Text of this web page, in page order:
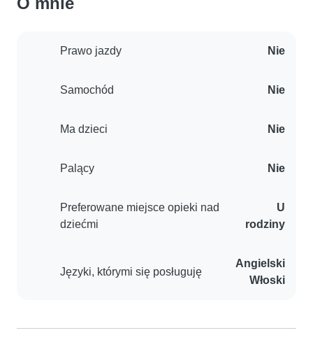
Prawo jazdy Nie
Samochód Nie
Ma dzieci Nie
Palący Nie
Preferowane miejsce opieki nad
dziećmi
U
rodziny
Języki, którymi się posługuję
Angielski
Włoski